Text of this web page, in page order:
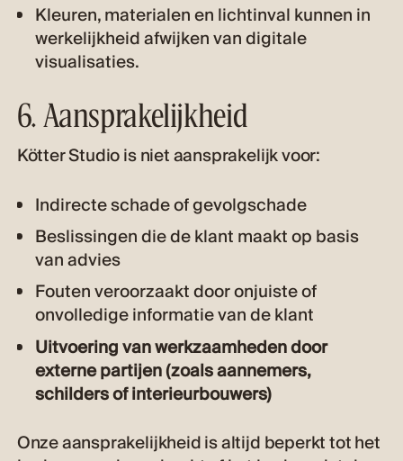
Kleuren, materialen en lichtinval kunnen in
werkelijkheid afwijken van digitale
visualisaties.
6. Aansprakelijkheid
Kötter Studio is niet aansprakelijk voor:
Indirecte schade of gevolgschade
Beslissingen die de klant maakt op basis
van advies
Fouten veroorzaakt door onjuiste of
onvolledige informatie van de klant
Uitvoering van werkzaamheden door
externe partijen (zoals aannemers,
schilders of interieurbouwers)
Onze aansprakelijkheid is altijd beperkt tot het